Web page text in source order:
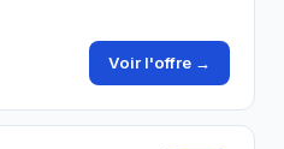
Voir l'offre →